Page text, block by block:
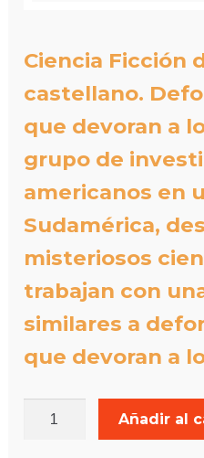
Ciencia Ficción
castellano.
que devoran a
grupo de
americanos en
Sudamérica,
misteriosos
trabajan con
similares a
que devoran a
Añadir al